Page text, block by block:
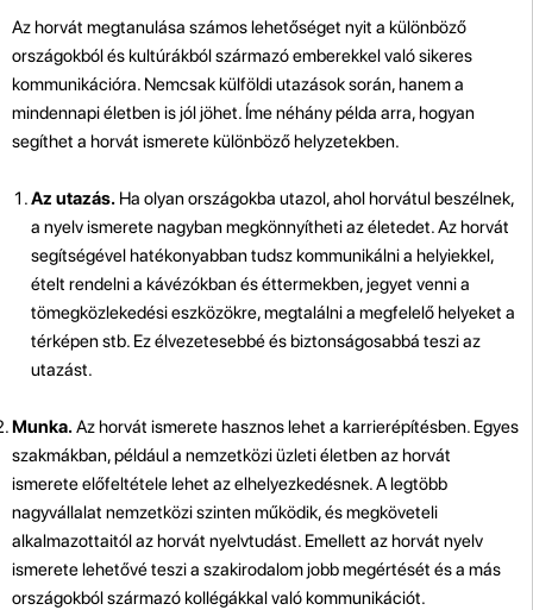
Az horvát megtanulása számos lehetőséget nyit a különböző
országokból és kultúrákból származó emberekkel való sikeres
kommunikációra. Nemcsak külföldi utazások során, hanem a
mindennapi életben is jól jöhet. Íme néhány példa arra, hogyan
segíthet a horvát ismerete különböző helyzetekben.
Az utazás. Ha olyan országokba utazol, ahol horvátul beszélnek,
a nyelv ismerete nagyban megkönnyítheti az életedet. Az horvát
segítségével hatékonyabban tudsz kommunikálni a helyiekkel,
ételt rendelni a kávézókban és éttermekben, jegyet venni a
tömegközlekedési eszközökre, megtalálni a megfelelő helyeket a
térképen stb. Ez élvezetesebbé és biztonságosabbá teszi az
utazást.
Munka.Az horvát ismerete hasznos lehet a karrierépítésben. Egyes
szakmákban, például a nemzetközi üzleti életben az horvát
ismerete előfeltétele lehet az elhelyezkedésnek. A legtöbb
nagyvállalat nemzetközi szinten működik, és megköveteli
alkalmazottaitól az horvát nyelvtudást. Emellett az horvát nyelv
ismerete lehetővé teszi a szakirodalom jobb megértését és a más
országokból származó kollégákkal való kommunikációt.